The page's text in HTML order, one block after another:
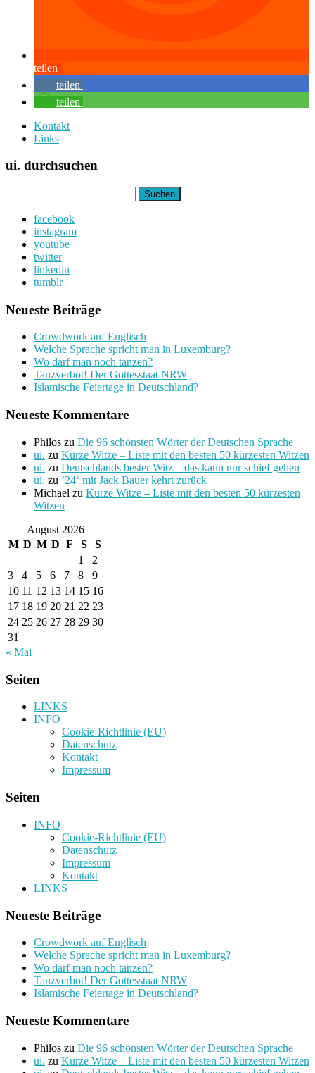
teilen
teilen
teilen
Kontakt
Links
ui. durchsuchen
nach:
facebook
instagram
youtube
twitter
linkedin
tumblr
Neueste Beiträge
Crowdwork auf Englisch
Welche Sprache spricht man in Luxemburg?
Wo darf man noch tanzen?
Tanzverbot! Der Gottesstaat NRW
Islamische Feiertage in Deutschland?
Neueste Kommentare
Philos zu Die 96 schönsten Wörter der Deutschen Sprache
ui. zu Kurze Witze – Liste mit den besten 50 kürzesten Witzen
ui. zu Deutschlands bester Witz – das kann nur schief gehen
ui. zu ’24‘ mit Jack Bauer kehrt zurück
Michael zu Kurze Witze – Liste mit den besten 50 kürzesten
Witzen
August 2026
M D M D F S
S
1
2
3
4 5 6 7 8
9
10 11 12 13 14 15 16
17 18 19 20 21 22 23
24 25 26 27 28 29 30
31
« Mai
Seiten
LINKS
INFO
Cookie-Richtlinie (EU)
Datenschutz
Kontakt
Impressum
Seiten
INFO
Cookie-Richtlinie (EU)
Datenschutz
Impressum
Kontakt
LINKS
Neueste Beiträge
Crowdwork auf Englisch
Welche Sprache spricht man in Luxemburg?
Wo darf man noch tanzen?
Tanzverbot! Der Gottesstaat NRW
Islamische Feiertage in Deutschland?
Neueste Kommentare
Philos zu Die 96 schönsten Wörter der Deutschen Sprache
ui. zu Kurze Witze – Liste mit den besten 50 kürzesten Witzen